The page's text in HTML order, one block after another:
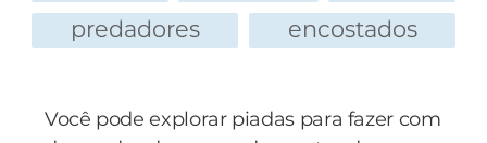
O índio ficou pensativo por alguns instantes e
disse:
— Isso mesmo! — concordaram os três.
Então o índio pulou no rio e saiu nadando que
predadores encostados
Você pode explorar piadas para fazer com